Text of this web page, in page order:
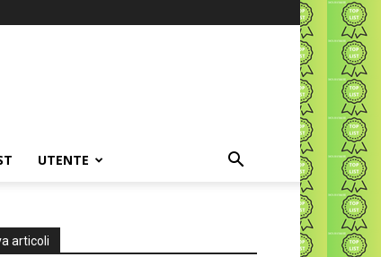
UTENTE
articoli